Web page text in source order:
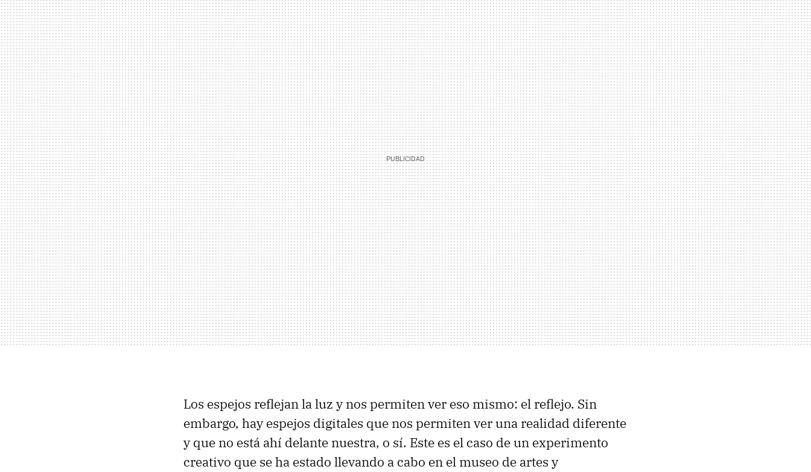
Los espejos reflejan la luz y nos permiten ver eso mismo: el reflejo. Sin
embargo, hay espejos digitales que nos permiten ver una realidad diferente
y que no está ahí delante nuestra, o sí. Este es el caso de un experimento
creativo que se ha estado llevando a cabo en el museo de artes y